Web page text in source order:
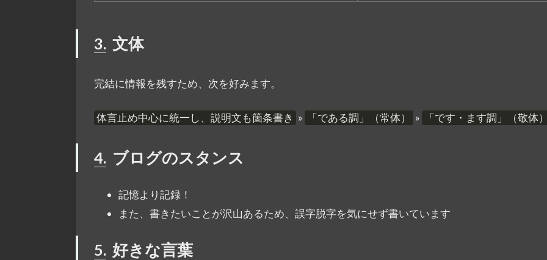
3. 文体
完結に情報を残すため、次を好みます。
体言止め中心に統一し、説明文も箇条書き » 「である調」（常体） » 「です・ます調」（敬体
4. ブログのスタンス
記憶より記録！
また、書きたいことが沢山あるため、誤字脱字を気にせず書いています
5. 好きな言葉